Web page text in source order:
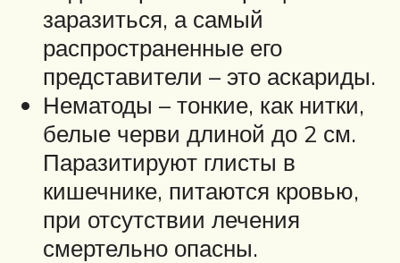
заразиться, а самый
распространенные его
представители – это аскариды.
Нематоды – тонкие, как нитки,
белые черви длиной до 2 см.
Паразитируют глисты в
кишечнике, питаются кровью,
при отсутствии лечения
смертельно опасны.